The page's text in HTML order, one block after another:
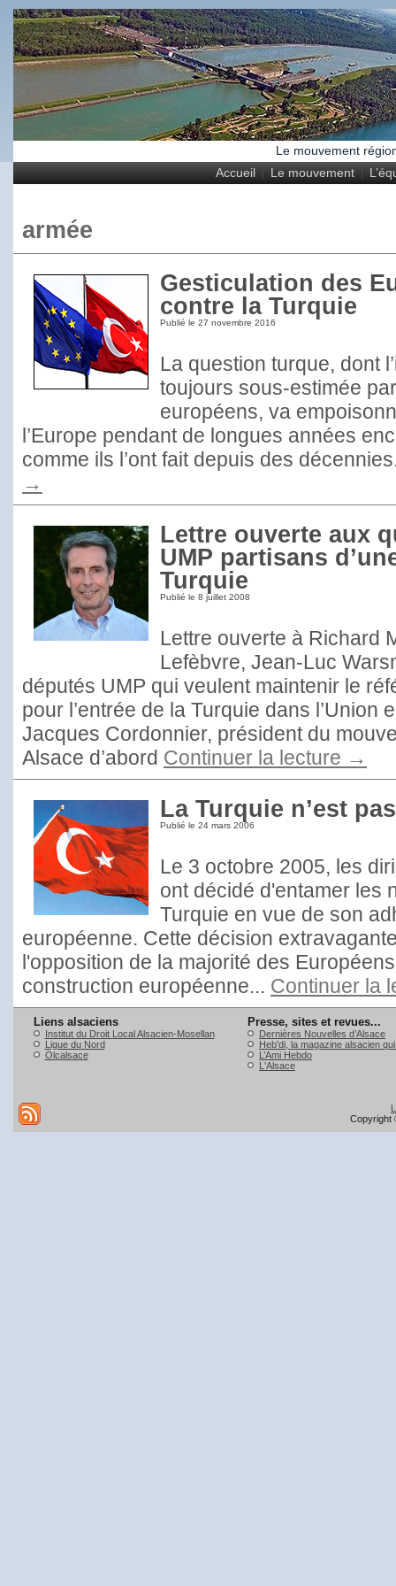
Le mouvement
Accueil
Le mouvement
armée
Gesticulation des
contre la Turquie
Publié le 27 novembre 2016
La question turque, dont
toujours sous-estimée
européens, va
l’Europe pendant de longues années
comme ils l’ont fait depuis des
→
Lettre ouverte aux
UMP partisans
Turquie
Publié le 8 juillet 2008
Lettre ouverte à Richard
Lefèbvre, Jean-Luc
députés UMP qui veulent maintenir le
pour l’entrée de la Turquie dans l’Union
Jacques Cordonnier, président du
Alsace d’abord Continuer la lecture →
La Turquie n’est
Publié le 24 mars 2006
Le 3 octobre 2005, les
ont décidé d'entamer les
Turquie en vue de son
européenne. Cette décision
l'opposition de la majorité des
construction européenne... Continuer la
Liens alsaciens
Institut du Droit Local Alsacien-Mosellan
Ligue du Nord
Olcalsace
Presse, sites et revues...
Dernières Nouvelles d’Alsace
Heb'di, la magazine alsacien
L’Ami Hebdo
L'Alsace
Copyright